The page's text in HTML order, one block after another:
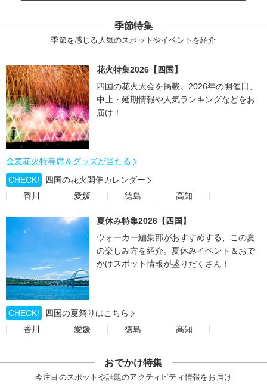
季節特集
季節を感じる人気のスポットやイベントを紹介
花火特集2026【四国】
四国の花火大会を掲載。2026年の開催日、
中止・延期情報や人気ランキングなどをお
届け！
金麦花火特等席＆グッズが当たる
CHECK!
四国の花火開催カレンダー
香川
愛媛 徳島 高知
夏休み特集2026【四国】
ウォーカー編集部がおすすめする、この夏
の楽しみ方を紹介。夏休みイベント＆おで
かけスポット情報が盛りだくさん！
CHECK!
四国の夏祭りはこちら
香川
愛媛 徳島 高知
おでかけ特集
今注目のスポットや話題のアクティビティ情報をお届け